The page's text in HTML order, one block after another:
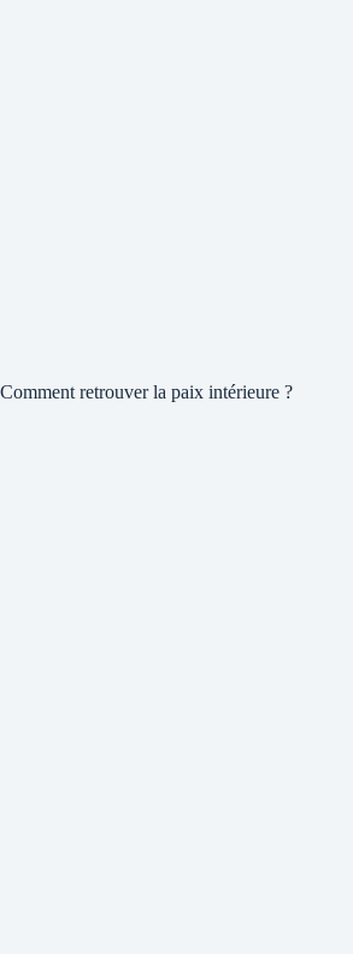
Comment retrouver la paix intérieure ?